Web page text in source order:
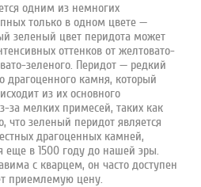
одним из немногих
только в одном цвете —
зеленый цвет перидота может
оттенков от желтовато-
зеленого. Перидот — редкий
драгоценного камня, который
из их основного
за мелких примесей, таких как
что зеленый перидот является
драгоценных камней,
еще в 1500 году до нашей эры.
с кварцем, он часто доступен
приемлемую цену.